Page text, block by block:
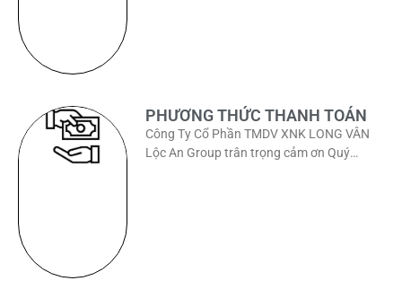
PHƯƠNG THỨC THANH TOÁN
Công Ty Cổ Phần TMDV XNK LONG VÂN
Lộc An Group trân trọng cảm ơn Quý